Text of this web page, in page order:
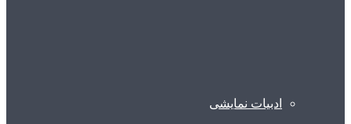
ادبیات نمایشی